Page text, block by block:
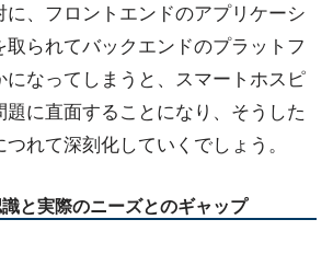
に、フロントエンドのアプリケーシ
取られてバックエンドのプラットフ
になってしまうと、スマートホスピ
題に直面することになり、そうした
れて深刻化していくでしょう。
と実際のニーズとのギャップ